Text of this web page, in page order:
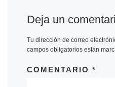
Deja un
Tu dirección de correo
campos obligatorios están
COMENTARIO *